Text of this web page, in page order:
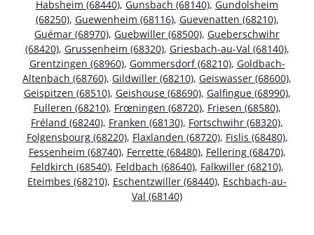
Habsheim (68440), Gunsbach (68140), Gundolsheim
(68250), Guewenheim (68116), Guevenatten (68210),
Guémar (68970), Guebwiller (68500), Gueberschwihr
(68420), Grussenheim (68320), Griesbach-au-Val (68140),
Grentzingen (68960), Gommersdorf (68210), Goldbach-
Altenbach (68760), Gildwiller (68210), Geiswasser (68600),
Geispitzen (68510), Geishouse (68690), Galfingue (68990),
Fulleren (68210), Frœningen (68720), Friesen (68580),
Fréland (68240), Franken (68130), Fortschwihr (68320),
Folgensbourg (68220), Flaxlanden (68720), Fislis (68480),
Fessenheim (68740), Ferrette (68480), Fellering (68470),
Feldkirch (68540), Feldbach (68640), Falkwiller (68210),
Eteimbes (68210), Eschentzwiller (68440), Eschbach-au-
Val (68140)